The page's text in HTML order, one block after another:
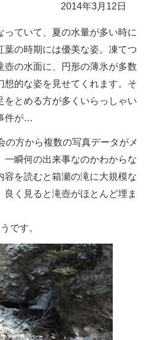
2014年3月12日
ていて、夏の水量が多い時に
葉の時期には優美な姿。凍てつ
壺の水面に、円形の薄氷が多数
想的な姿を見せてくれます。そ
をとめる方が多くいらっしゃい
件が…
の方から複数の写真データがメ
一瞬何の出来事なのかわからな
容を読むと箱瀬の滝に大規模な
く見ると滝壺がほとんど埋ま
です。